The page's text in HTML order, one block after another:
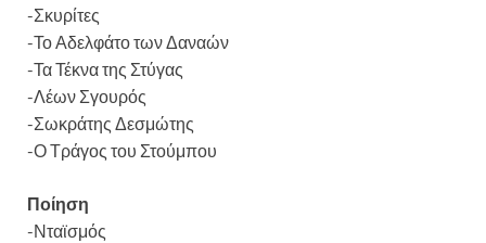
-Σκυρίτες
-Το Αδελφάτο των Δαναών
-Τα Τέκνα της Στύγας
-Λέων Σγουρός
-Σωκράτης Δεσμώτης
-Ο Τράγος του Στούμπου
Ποίηση
-Νταϊσμός